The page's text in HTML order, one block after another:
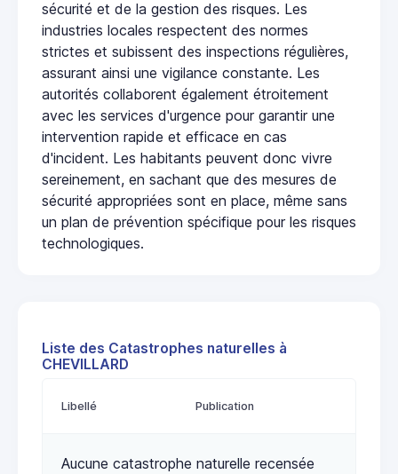
sécurité et de la gestion des risques. Les
industries locales respectent des normes
strictes et subissent des inspections régulières,
assurant ainsi une vigilance constante. Les
autorités collaborent également étroitement
avec les services d'urgence pour garantir une
intervention rapide et efficace en cas
d'incident. Les habitants peuvent donc vivre
sereinement, en sachant que des mesures de
sécurité appropriées sont en place, même sans
un plan de prévention spécifique pour les risques
technologiques.
Liste des Catastrophes naturelles à
CHEVILLARD
Libellé Publication
Aucune catastrophe naturelle recensée